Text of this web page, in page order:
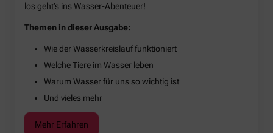
los geht’s ins Wasser-Abenteuer!
Themen in dieser Ausgabe:
Wie der Wasserkreislauf funktioniert
Welche Tiere im Wasser leben
Warum Wasser für uns so wichtig ist
Und vieles mehr
Mehr Erfahren